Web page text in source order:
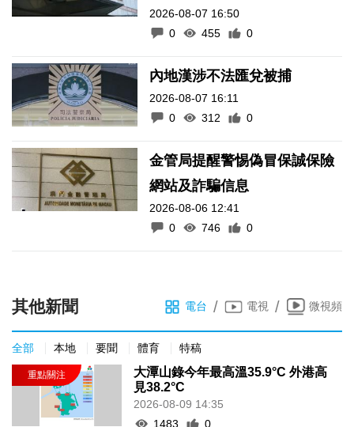
2026-08-07 16:50
0
455 0
內地漢涉不法匯兌被捕
2026-08-07 16:11
0
312 0
金管局提醒警惕偽冒保誠保險
網站及詐騙信息
2026-08-06 12:41
0
746 0
其他新聞 電台 / 電視 / 微視頻
全部 本地 要聞 體育 特稿
大潭山錄今年最高溫35.9°C 外港高
見38.2°C
2026-08-09 14:35
1483
0